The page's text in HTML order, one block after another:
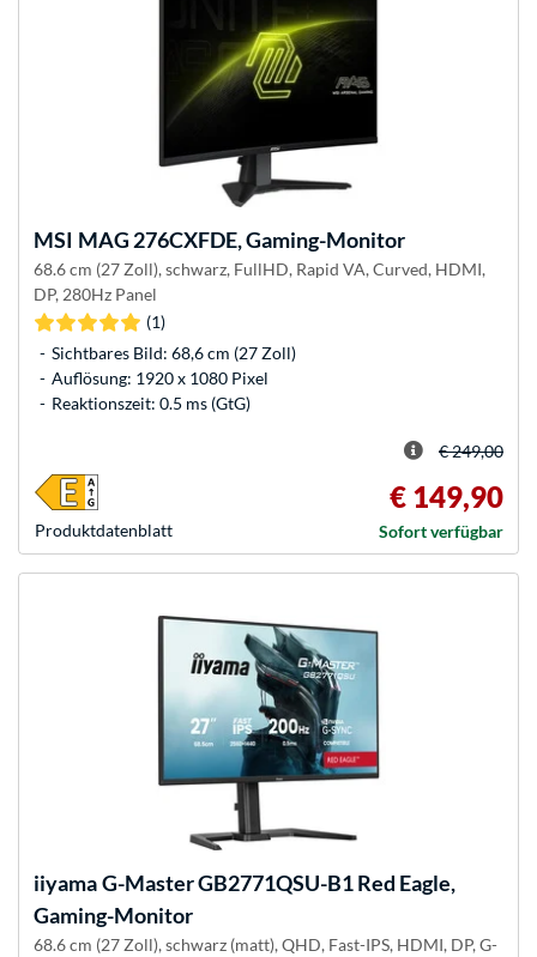
MSI MAG 276CXFDE, Gaming-Monitor
68.6 cm (27 Zoll), schwarz, FullHD, Rapid VA, Curved, HDMI,
DP, 280Hz Panel
(1)
Sichtbares Bild: 68,6 cm (27 Zoll)
Auflösung: 1920 x 1080 Pixel
Reaktionszeit: 0.5 ms (GtG)
Produkt­datenblatt
€ 249,00
€ 149,90
Sofort verfügbar
iiyamaG-Master GB2771QSU-B1 Red Eagle,
Gaming-Monitor
68.6 cm (27 Zoll), schwarz (matt), QHD, Fast-IPS, HDMI, DP, G-